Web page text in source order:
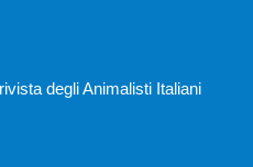
degli Animalisti Italiani